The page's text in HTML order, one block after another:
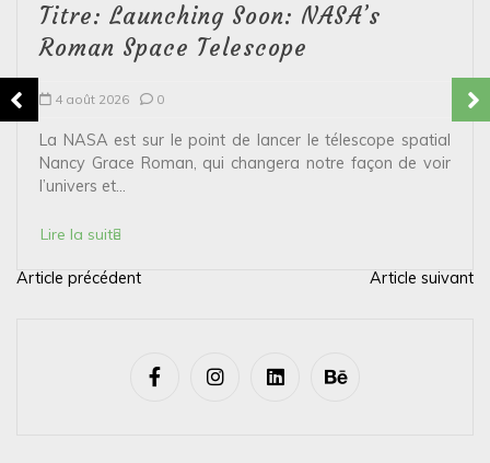
Titre: Launching Soon: NASA’s
Roman Space Telescope
4 août 2026 0
La NASA est sur le point de lancer le télescope spatial
Nancy Grace Roman, qui changera notre façon de voir
l’univers et...
Lire la suite
N
Article précédent Article suivant